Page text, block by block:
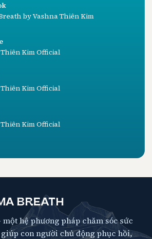
by Vashna Thiên Kim
Kim Official
Kim Official
Kim Official
BREATH
một hệ phương pháp chăm sóc sức
con người chủ động phục hồi,